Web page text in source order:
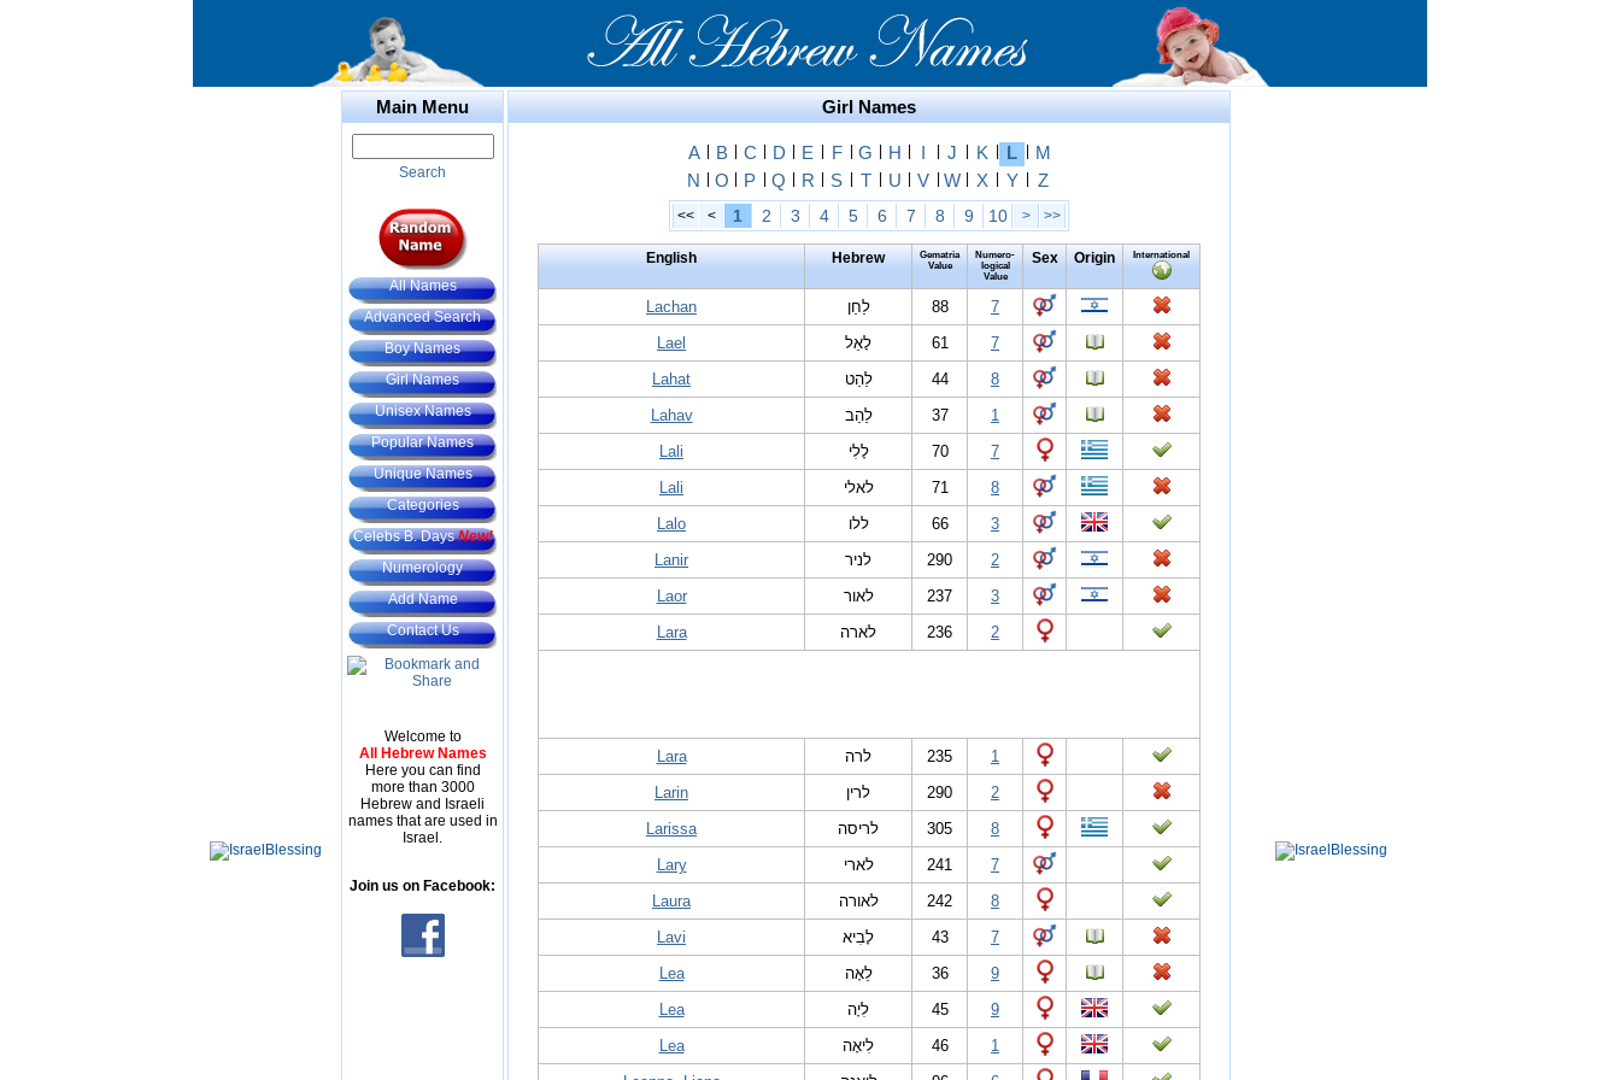
Main Menu
Search
All Names
Advanced Search
Boy Names
Girl Names
Unisex Names
Popular Names
Unique Names
Categories
Celebs B. DaysNew!
Numerology
Add Name
Contact Us
Welcome to
All Hebrew Names
Here you can find
more than 3000
Hebrew and Israeli
names that are used in
Israel.
Join us on Facebook:
Girl Names
A B C D E F G H I J K L
M
N
O P Q R S T U V W X Y Z
<< < 1 2 3 4 5 6 7 8 9 10 > >>
English Hebrew
Gematria
Value
Numero-
logical
Value
Sex Origin International
Lachan לַחַן 88
7
Lael
לָאֵל 61
7
Lahat
לַהַט 44
8
Lahav
לַהַב 37
1
Lali
לָלִי 70
7
Lali
לאלי 71
8
Lalo
ללו 66
3
Lanir
לניר 290
2
Laor
לאור 237
3
Lara
לארה 236 2
Lara לרה 235
1
Larin
לרין 290
2
Larissa
לריסה 305
8
Lary
לארי 241
7
Laura
לאורה 242
8
Lavi
לָבִיא 43
7
Lea
לֵאָה 36
9
Lea
לִיָה 45
9
Lea
לִיאָה 46
1